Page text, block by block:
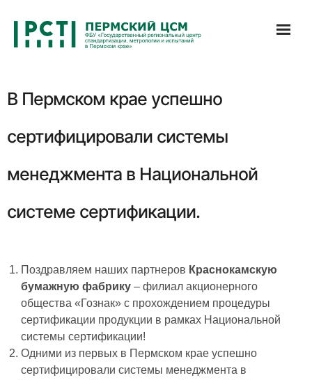
содержимому
В Пермском крае успешно
сертифицировали системы
менеджмента в Национальной
системе сертификации.
Поздравляем наших партнеров Краснокамскую
бумажную фабрику – филиал акционерного
общества «Гознак» с прохождением процедуры
сертификации продукции в рамках Национальной
системы сертификации!
Одними из первых в Пермском крае успешно
сертифицировали системы менеджмента в